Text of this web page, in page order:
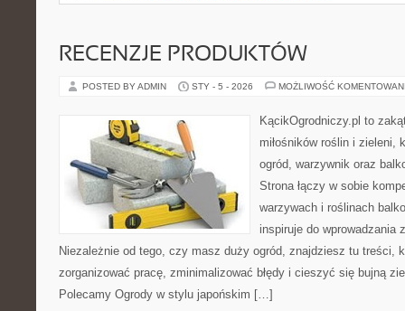
RECENZJE PRODUKTÓW
POSTED BY ADMIN STY - 5 - 2026 MOŻLIWOŚĆ
KącikOgrodniczy.pl to
miłośników roślin i zieleni,
ogród, warzywnik oraz
Strona łączy w sobie
warzywach i roślinach
inspiruje do wprowadzania
Niezależnie od tego, czy masz duży ogród, znajdziesz tu treści,
zorganizować pracę, zminimalizować błędy i cieszyć się bujną
Polecamy Ogrody w stylu japońskim […]